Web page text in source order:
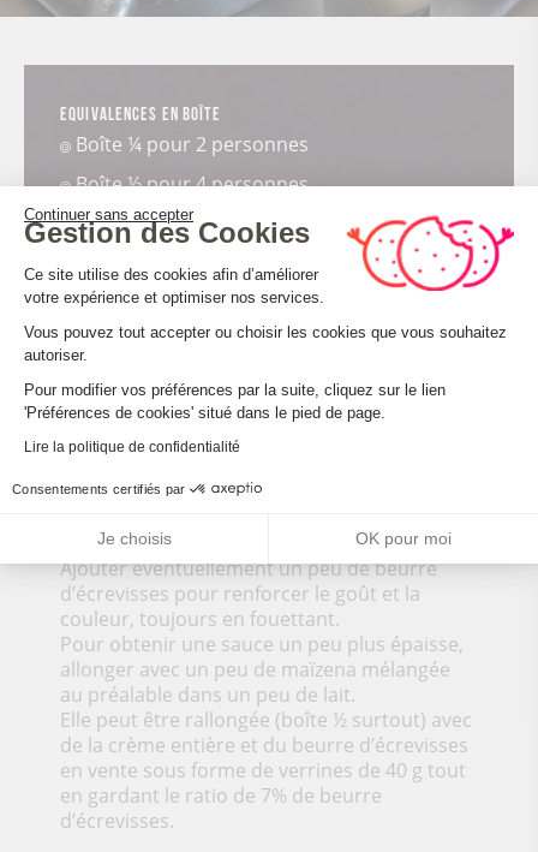
Equivalences en boîte
Boîte ¼ pour 2 personnes
Boîte ½ pour 4 personnes
Boîte 1/1 pour 8 personnes
La Recette
Proportion de 7% minimum de beurre
d’écrevisses par rapport au lait, soit 70g de
beurre pour 1 litre de lait.
de farine possible et avec du lait entier,
permanence jusqu’à complète émulsion.
Ajouter éventuellement un peu de beurre
d’écrevisses pour renforcer le goût et la
couleur, toujours en fouettant.
Pour obtenir une sauce un peu plus épaisse,
allonger avec un peu de maïzena mélangée
au préalable dans un peu de lait.
Elle peut être rallongée (boîte ½ surtout) avec
de la crème entière et du beurre d’écrevisses
en vente sous forme de verrines de 40 g tout
en gardant le ratio de 7% de beurre
d’écrevisses.
Continuer sans accepter
Gestion des Cookies
Plateforme de Gestion du
Ce site utilise des cookies afin d’améliorer
votre expérience et optimiser nos services.
Vous pouvez tout accepter ou choisir les cookies que vous souhaitez
autoriser.
Pour modifier vos préférences par la suite, cliquez sur le lien
'Préférences de cookies' situé dans le pied de page.
Lire la politique de confidentialité
Consentements certifiés par
Je choisis OK pour moi